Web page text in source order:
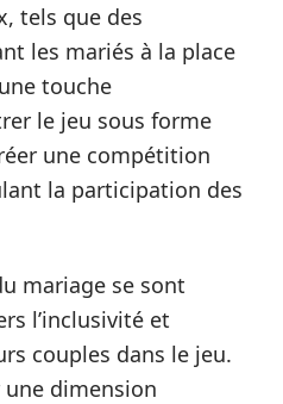
tels que des
les mariés à la place
touche
le jeu sous forme
une compétition
la participation des
mariage se sont
l’inclusivité et
couples dans le jeu.
dimension